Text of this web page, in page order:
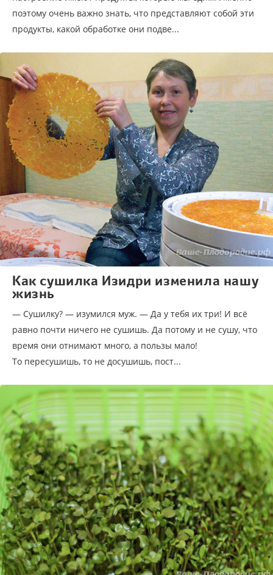
поэтому очень важно знать, что представляют собой эти
продукты, какой обработке они подве...
Как сушилка Изидри изменила нашу
жизнь
— Сушилку? — изумился муж. — Да у тебя их три! И всё
равно почти ничего не сушишь. Да потому и не сушу, что
время они отнимают много, а пользы мало!
То пересушишь, то не досушишь, пост...